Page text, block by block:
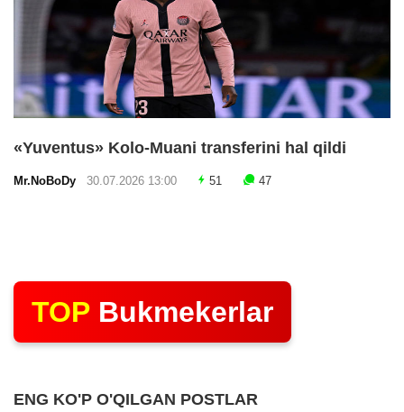
«Yuventus» Kolo-Muani transferini hal qildi
Mr.NoBoDy 30.07.2026 13:00 51 47
TOP Bukmekerlar
ENG KO'P O'QILGAN POSTLAR